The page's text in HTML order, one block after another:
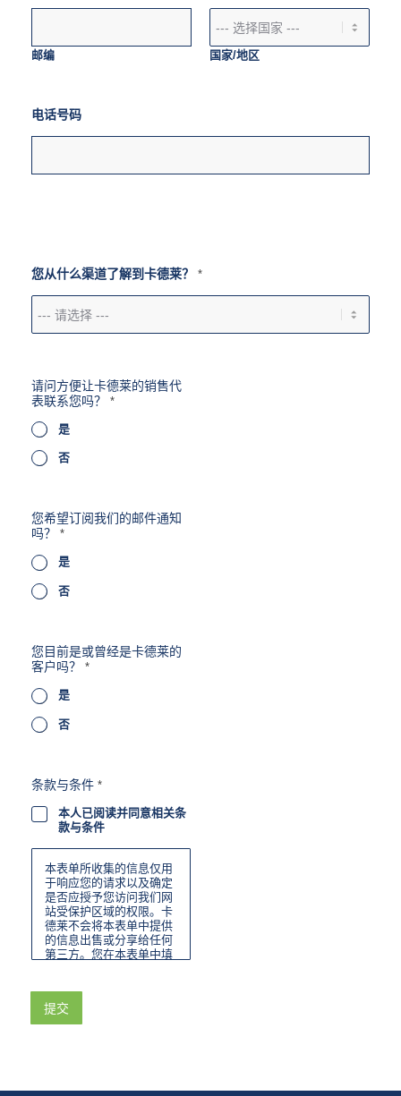
邮编 国家/地区
电话号码
您从什么渠道了解到卡德莱？ *
请问方便让卡德莱的销售代
表联系您吗？ *
是
否
您希望订阅我们的邮件通知
吗？ *
是
否
您目前是或曾经是卡德莱的
客户吗？ *
是
否
条款与条件 *
本人已阅读并同意相关条
款与条件
本表单所收集的信息仅用
于响应您的请求以及确定
是否应授予您访问我们网
站受保护区域的权限。卡
德莱不会将本表单中提供
的信息出售或分享给任何
第三方。您在本表单中填
表。您可随时通过我们发
送的电子邮件中的退订功
提交